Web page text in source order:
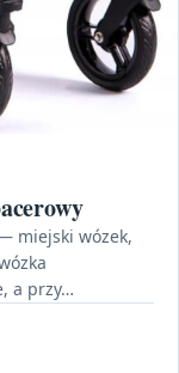
miejski wózek,
a przy…